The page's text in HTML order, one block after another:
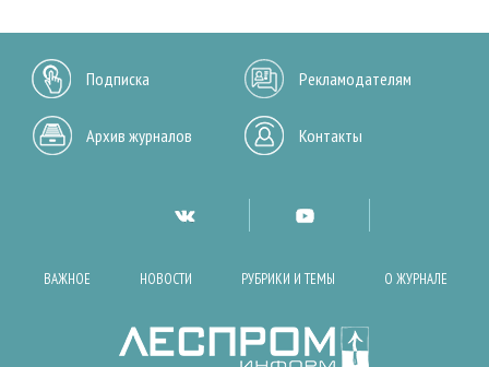
Подписка Рекламодателям
Архив журналов Контакты
ВАЖНОЕ НОВОСТИ РУБРИКИ И ТЕМЫ О ЖУРНАЛЕ